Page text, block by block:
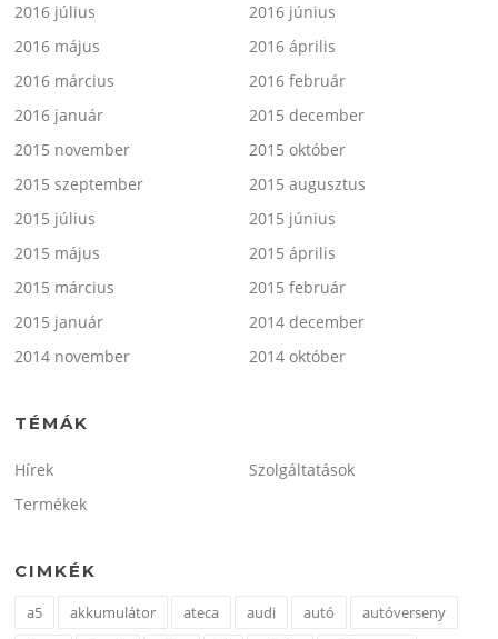
2016 július
2016 június
2016 május
2016 április
2016 március
2016 február
2016 január
2015 december
2015 november
2015 október
2015 szeptember
2015 augusztus
2015 július
2015 június
2015 május
2015 április
2015 március
2015 február
2015 január
2014 december
2014 november
2014 október
TÉMÁK
Hírek
Szolgáltatások
Termékek
CIMKÉK
a5 akkumulátor ateca audi autó
autóverseny